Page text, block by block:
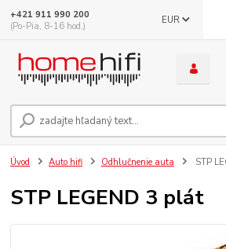
EUR
+421 911 990 200
(Po-Pia, 8-16 hod.)
Úvod Auto hifi Odhlučnenie auta STP
STP LEGEND 3 plát